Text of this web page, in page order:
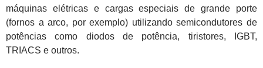
máquinas elétricas e cargas especiais de grande porte
(fornos a arco, por exemplo) utilizando semicondutores de
potências como diodos de potência, tiristores, IGBT,
TRIACS e outros.